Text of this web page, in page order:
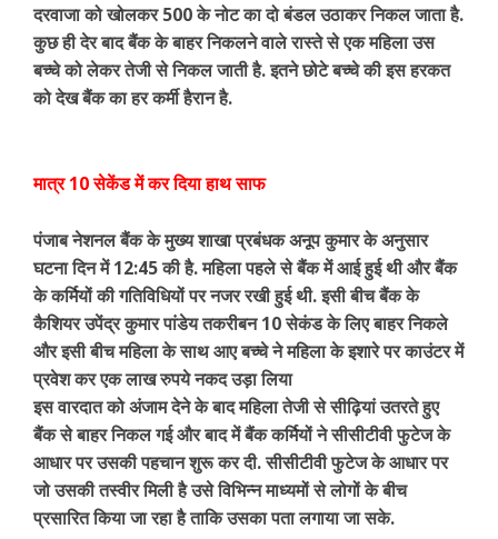
दरवाजा को खोलकर 500 के नोट का दो बंडल उठाकर निकल जाता है.
कुछ ही देर बाद बैंक के बाहर निकलने वाले रास्ते से एक महिला उस
बच्चे को लेकर तेजी से निकल जाती है. इतने छोटे बच्चे की इस हरकत
को देख बैंक का हर कर्मी हैरान है.
मात्र 10 सेकेंड में कर दिया हाथ साफ
पंजाब नेशनल बैंक के मुख्य शाखा प्रबंधक अनूप कुमार के अनुसार
घटना दिन में 12:45 की है. महिला पहले से बैंक में आई हुई थी और बैंक
के कर्मियों की गतिविधियों पर नजर रखी हुई थी. इसी बीच बैंक के
कैशियर उपेंद्र कुमार पांडेय तकरीबन 10 सेकंड के लिए बाहर निकले
और इसी बीच महिला के साथ आए बच्चे ने महिला के इशारे पर काउंटर में
प्रवेश कर एक लाख रुपये नकद उड़ा लिया
इस वारदात को अंजाम देने के बाद महिला तेजी से सीढ़ियां उतरते हुए
बैंक से बाहर निकल गई और बाद में बैंक कर्मियों ने सीसीटीवी फुटेज के
आधार पर उसकी पहचान शुरू कर दी. सीसीटीवी फुटेज के आधार पर
जो उसकी तस्वीर मिली है उसे विभिन्न माध्यमों से लोगों के बीच
प्रसारित किया जा रहा है ताकि उसका पता लगाया जा सके.